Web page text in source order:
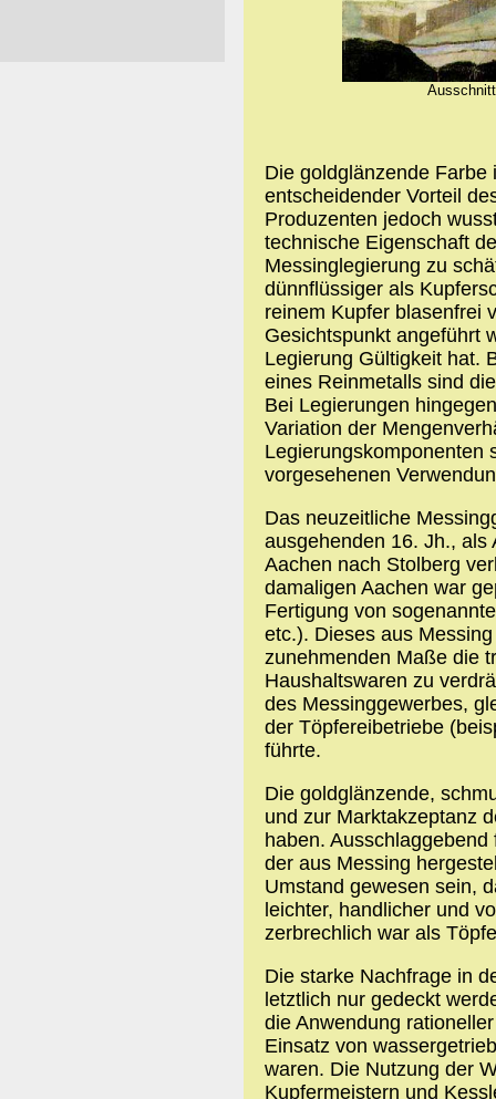
Die goldglänzende
entscheidender Vorteil
Produzenten jedoch
technische Eigenschaft
Messinglegierung zu
dünnflüssiger als
reinem Kupfer blasenfrei
Gesichtspunkt angeführt
Legierung Gültigkeit hat.
eines Reinmetalls sind
Bei Legierungen
Variation der
Legierungskomponenten
vorgesehenen
Das neuzeitliche
ausgehenden 16. Jh., als
Aachen nach Stolberg
damaligen Aachen war
Fertigung von
etc.). Dieses aus
zunehmenden Maße die
Haushaltswaren zu
des Messinggewerbes,
der Töpfereibetriebe
führte.
Die goldglänzende,
und zur Marktakzeptanz
haben.
der aus Messing
Umstand gewesen sein,
leichter, handlicher und
zerbrechlich war als
Die starke Nachfrage in
letztlich nur gedeckt
die Anwendung
Einsatz von
waren. Die Nutzung der
Kupfermeistern und